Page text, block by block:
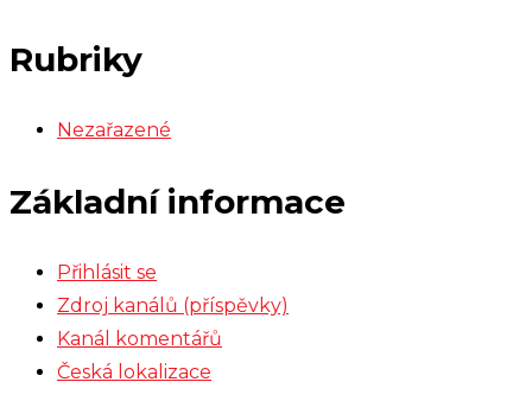
Rubriky
Nezařazené
Základní informace
Přihlásit se
Zdroj kanálů (příspěvky)
Kanál komentářů
Česká lokalizace